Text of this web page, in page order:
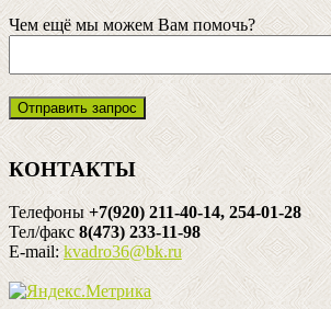
Чем ещё мы можем Вам помочь?
КОНТАКТЫ
Телефоны+7(920) 211-40-14, 254-01-28
Тел/факс 8(473) 233-11-98
E-mail:kvadro36@bk.ru